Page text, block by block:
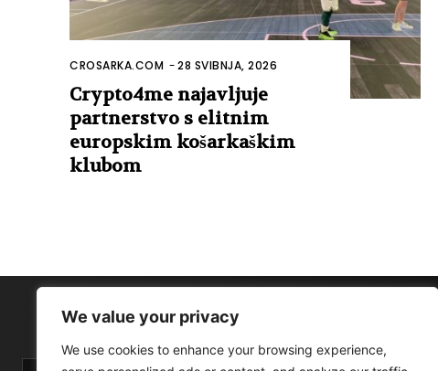
We value your privacy
We use cookies to enhance your browsing experience,
CROSARKA.COM -28 SVIBNJA, 2026
Crypto4me najavljuje
partnerstvo s elitnim
europskim košarkaškim
klubom